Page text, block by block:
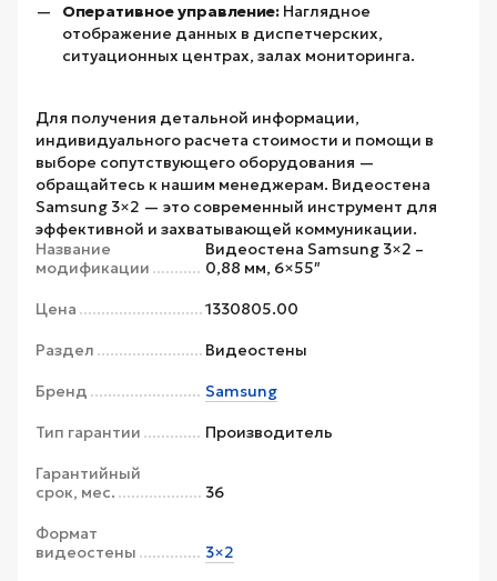
Оперативное управление: Наглядное
отображение данных в диспетчерских,
ситуационных центрах, залах мониторинга.
Для получения детальной информации,
индивидуального расчета стоимости и помощи в
выборе сопутствующего оборудования —
обращайтесь к нашим менеджерам. Видеостена
Samsung 3×2 — это современный инструмент для
эффективной и захватывающей коммуникации.
Название
модификации
Видеостена Samsung 3×2 –
0,88 мм, 6×55″
Цена 1330805.00
Раздел Видеостены
Бренд Samsung
Тип гарантии Производитель
Гарантийный
срок, мес.
36
Формат
видеостены
3×2